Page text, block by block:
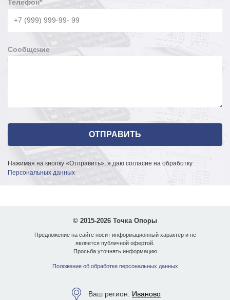
Телефон*
Сообщение
Нажимая на кнопку «Отправить», я даю согласие на обработку
Персональных данных
© 2015-2026 Точка Опоры
Предложение на сайте носит информационный характер и не
является публичной офертой.
Просьба уточнять информацию
Положение об обработке персональных данных
Ваш регион: Иваново